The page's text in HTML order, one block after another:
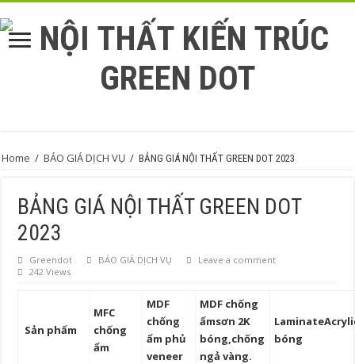
Home / BÁO GIÁ DỊCH VỤ / BẢNG GIÁ NỘI THẤT GREEN DOT 2023
BẢNG GIÁ NỘI THẤT GREEN DOT
2023
Greendot BÁO GIÁ DỊCH VỤ
Leave a comment
242 Views
Sản phẩm
MFC
chống
ẩm
MDF
chống
ẩm phủ
veneer
MDF chống
ẩmsơn 2K
bóng,chống
ngả vàng.
Laminate
bóng